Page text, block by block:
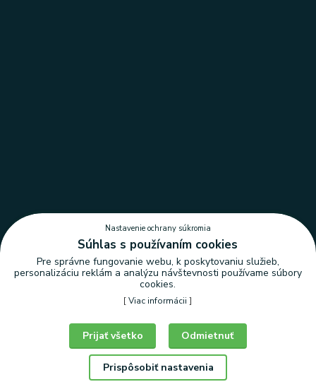
Nastavenie ochrany súkromia
Nastavenie ochrany súkromia
Súhlas s používaním cookies
Pre správne fungovanie webu, k poskytovaniu služieb,
personalizáciu reklám a analýzu návštevnosti používame súbory
cookies.
[Viac informácii ]
Odmietnuť
Prispôsobiť nastavenia
Prijať všetko